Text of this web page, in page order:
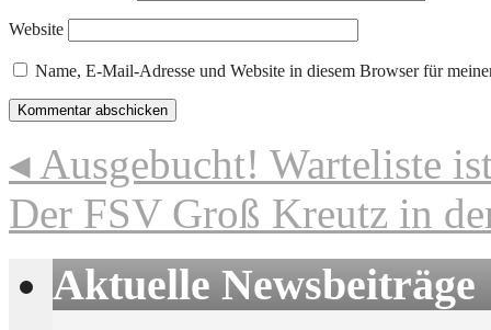
Website
Name, E-Mail-Adresse und Website in diesem Browser für
◂ Ausgebucht! Warteliste
Der FSV Groß Kreutz in
Aktuelle Newsbeiträge